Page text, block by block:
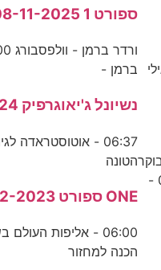
הבוקר
מ''כאן חדשות ברשת ב''. כ' סמ'. שידור חי. קלמן ליברמן 08:00 -
ספורט 1 08-11-2025
ברמן -
נשיונל ג'יאוגרפיק 16-05-2024
הטונה
ONE ספורט 02-12-2023
הכנה למחזור